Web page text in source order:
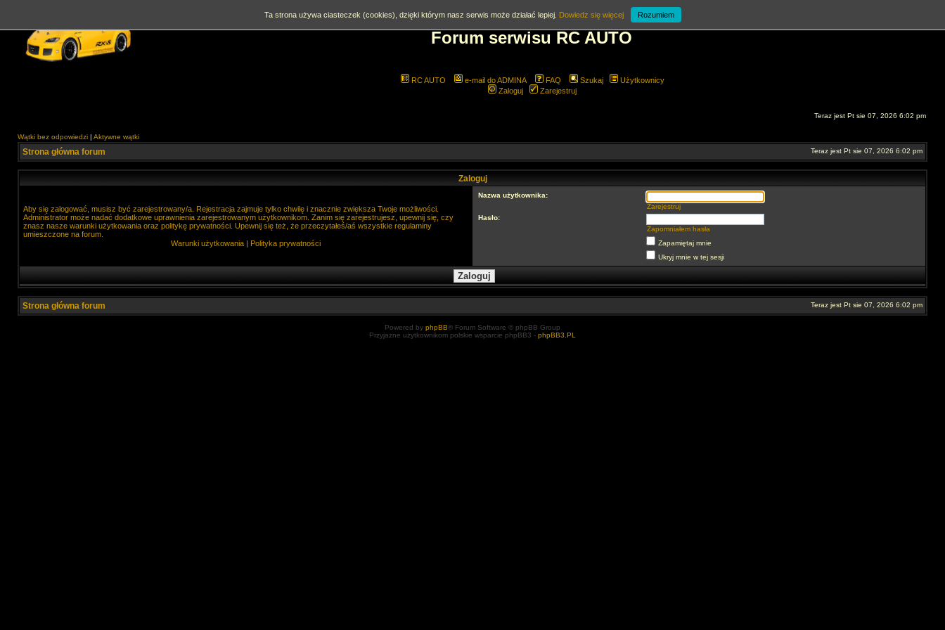
Forum serwisu RC AUTO
RC AUTO e-mail do ADMINA FAQ Szukaj
Użytkownicy
Zaloguj
Zarejestruj
Teraz jest Pt sie 07, 2026 6:02 pm
Wątki bez odpowiedzi | Aktywne wątki
Strona główna forum Teraz jest Pt sie 07, 2026 6:02 pm
Zaloguj
Aby się zalogować, musisz być zarejestrowany/a. Rejestracja zajmuje tylko chwilę i znacznie zwiększa Twoje możliwości.
Administrator może nadać dodatkowe uprawnienia zarejestrowanym użytkownikom. Zanim się zarejestrujesz, upewnij się, czy
znasz nasze warunki użytkowania oraz politykę prywatności. Upewnij się też, że przeczytałeś/aś wszystkie regulaminy
umieszczone na forum.
Warunki użytkowania | Polityka prywatności
Nazwa użytkownika:
Zarejestruj
Hasło:
Zapomniałem hasła
Zapamiętaj mnie
Ukryj mnie w tej sesji
Strona główna forum Teraz jest Pt sie 07, 2026 6:02 pm
Powered by phpBB® Forum Software © phpBB Group
Przyjazne użytkownikom polskie wsparcie phpBB3 - phpBB3.PL
Ta strona używa ciasteczek (cookies), dzięki którym nasz serwis może działać lepiej. Dowiedz się więcej Rozumiem